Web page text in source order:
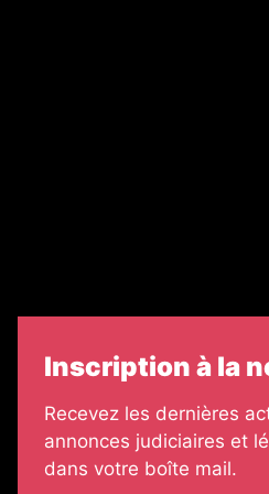
Inscription à la
Recevez les dernières
annonces judiciaires et
dans votre boîte mail.